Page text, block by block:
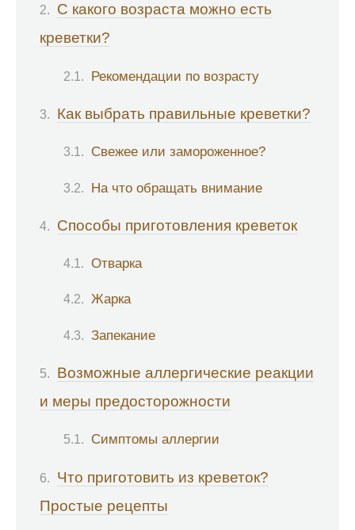
С какого возраста можно есть
креветки?
Рекомендации по возрасту
Как выбрать правильные креветки?
Свежее или замороженное?
На что обращать внимание
Способы приготовления креветок
Отварка
Жарка
Запекание
Возможные аллергические реакции
и меры предосторожности
Симптомы аллергии
Что приготовить из креветок?
Простые рецепты